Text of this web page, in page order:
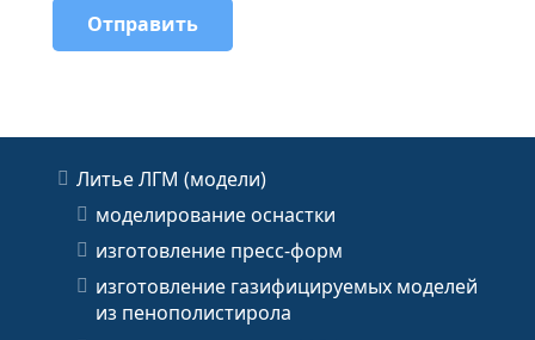
Литье ЛГМ (модели)
моделирование оснастки
изготовление пресс-форм
изготовление газифицируемых моделей
из пенополистирола